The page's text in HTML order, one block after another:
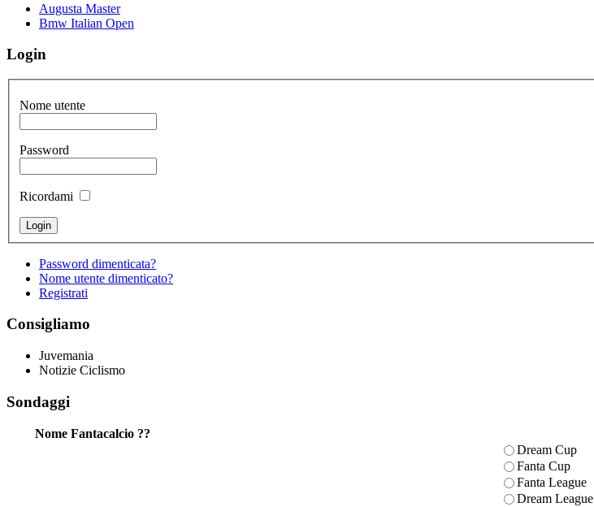
Augusta Master
Bmw Italian Open
Login
Nome utente
Password
Ricordami
Password dimenticata?
Nome utente dimenticato?
Registrati
Consigliamo
Juvemania
Notizie Ciclismo
Sondaggi
Nome Fantacalcio ??
Dream Cup
Fanta Cup
Fanta League
Dream League